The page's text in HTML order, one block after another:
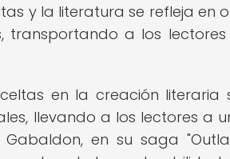
y la literatura se refleja en
transportando a los
en la creación
llevando a los lectores a
en su saga